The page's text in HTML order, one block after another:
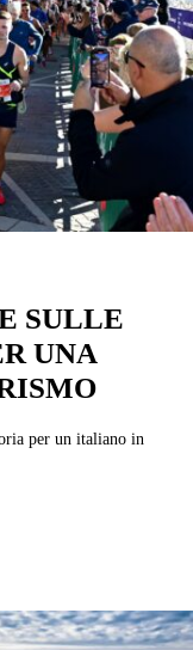
SULLE
UNA
per un italiano in